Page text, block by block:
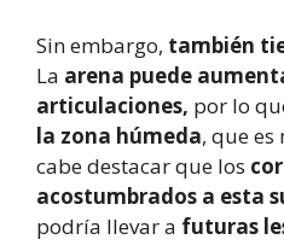
Sin embargo, también
La arena puede
articulaciones, por lo
la zona húmeda, que es
cabe destacar que los
acostumbrados a esta
podría llevar a futuras